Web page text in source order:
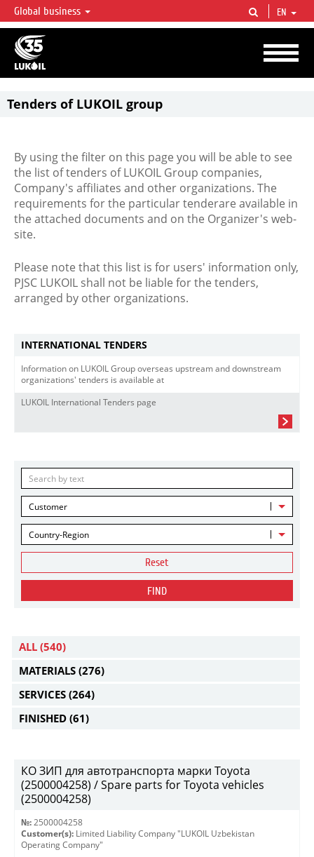
LUKOIL OVERVIEW
LUKOIL is one of the largest oil & gas vertical integrated companies in the world
accounting for over 2% of crude production and circa 1% of proved hydrocarbon
reserves globally.
Global business EN
Tenders of LUKOIL group
By using the filter on this page you will be able to see
the list of tenders of LUKOIL Group companies,
Company's affiliates and other organizations. The
requirements for the particular tenderare available in
the attached documents and on the Organizer's web-
site.
Please note that this list is for users' information only,
PJSC LUKOIL shall not be liable for the tenders,
arranged by other organizations.
INTERNATIONAL TENDERS
Information on LUKOIL Group overseas upstream and downstream
organizations' tenders is available at
LUKOIL International Tenders page
Customer
Country-Region
Reset
FIND
ALL (540)
MATERIALS (276)
SERVICES (264)
FINISHED (61)
КО ЗИП для автотранспорта марки Toyota
(2500004258) / Spare parts for Toyota vehicles
(2500004258)
№: 2500004258
Customer(s): Limited Liability Company "LUKOIL Uzbekistan
Operating Company"